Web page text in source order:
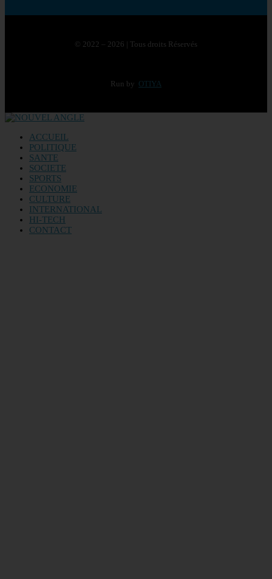
© 2022 – 2026 | Tous droits Réservés
Run by OTIYA
ACCUEIL
POLITIQUE
SANTE
SOCIETE
SPORTS
ECONOMIE
CULTURE
INTERNATIONAL
HI-TECH
CONTACT